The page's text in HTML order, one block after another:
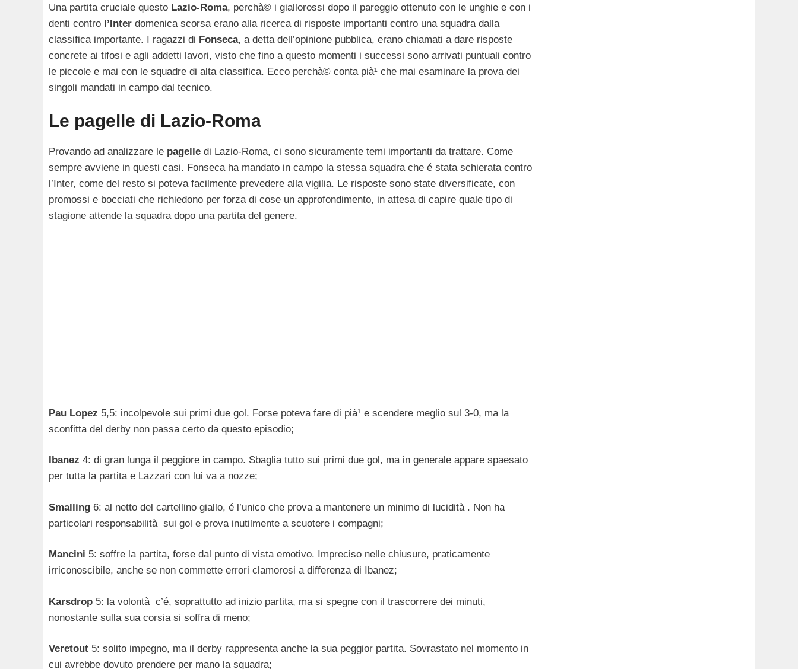
Una partita cruciale questo Lazio-Roma, perchà© i giallorossi dopo il pareggio ottenuto con le unghie e con i
denti contro l’Inter domenica scorsa erano alla ricerca di risposte importanti contro una squadra dalla
classifica importante. I ragazzi di Fonseca, a detta dell’opinione pubblica, erano chiamati a dare risposte
concrete ai tifosi e agli addetti lavori, visto che fino a questo momenti i successi sono arrivati puntuali contro
le piccole e mai con le squadre di alta classifica. Ecco perchà© conta pià¹ che mai esaminare la prova dei
singoli mandati in campo dal tecnico.
Le pagelle di Lazio-Roma
Provando ad analizzare le pagelle di Lazio-Roma, ci sono sicuramente temi importanti da trattare. Come
sempre avviene in questi casi. Fonseca ha mandato in campo la stessa squadra che é stata schierata contro
l’Inter, come del resto si poteva facilmente prevedere alla vigilia. Le risposte sono state diversificate, con
promossi e bocciati che richiedono per forza di cose un approfondimento, in attesa di capire quale tipo di
stagione attende la squadra dopo una partita del genere.
Pau Lopez 5,5: incolpevole sui primi due gol. Forse poteva fare di pià¹ e scendere meglio sul 3-0, ma la
sconfitta del derby non passa certo da questo episodio;
Ibanez 4: di gran lunga il peggiore in campo. Sbaglia tutto sui primi due gol, ma in generale appare spaesato
per tutta la partita e Lazzari con lui va a nozze;
Smalling 6: al netto del cartellino giallo, é l’unico che prova a mantenere un minimo di lucidità . Non ha
particolari responsabilità sui gol e prova inutilmente a scuotere i compagni;
Mancini 5: soffre la partita, forse dal punto di vista emotivo. Impreciso nelle chiusure, praticamente
irriconoscibile, anche se non commette errori clamorosi a differenza di Ibanez;
Karsdrop 5: la volontà c’é, soprattutto ad inizio partita, ma si spegne con il trascorrere dei minuti,
nonostante sulla sua corsia si soffra di meno;
Veretout 5: solito impegno, ma il derby rappresenta anche la sua peggior partita. Sovrastato nel momento in
cui avrebbe dovuto prendere per mano la squadra;